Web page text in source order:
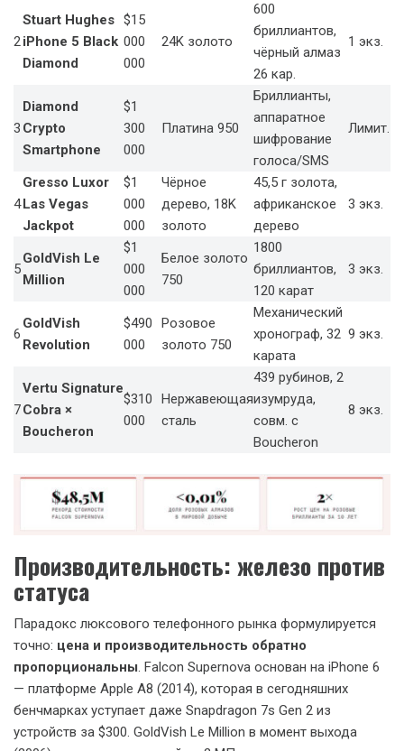
2
Stuart Hughes
iPhone 5 Black
Diamond
$15
000
000
24K золото
600
бриллиантов,
чёрный алмаз
26 кар.
1 экз.
3
Diamond
Crypto
Smartphone
$1
300
000
Платина 950
Бриллианты,
аппаратное
шифрование
голоса/SMS
Лимит.
4
Gresso Luxor
Las Vegas
Jackpot
$1
000
000
Чёрное
дерево, 18K
золото
45,5 г золота,
африканское
дерево
3 экз.
5
GoldVish Le
Million
$1
000
000
Белое золото
750
1800
бриллиантов,
120 карат
3 экз.
6
GoldVish
Revolution
$490
000
Розовое
золото 750
Механический
хронограф, 32
карата
9 экз.
7
Vertu Signature
Cobra ×
Boucheron
$310
000
Нержавеющая
сталь
439 рубинов, 2
изумруда,
совм. с
Boucheron
8 экз.
Производительность: железо против
статуса
Парадокс люксового телефонного рынка формулируется
точно: цена и производительность обратно
пропорциональны . Falcon Supernova основан на iPhone 6
— платформе Apple A8 (2014), которая в сегодняшних
бенчмарках уступает даже Snapdragon 7s Gen 2 из
устройств за $300. GoldVish Le Million в момент выхода